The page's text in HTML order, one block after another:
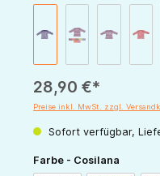
28,90 €*
Preise inkl. MwSt. zzgl.
Sofort verfügbar,
Farbe - Cosilana